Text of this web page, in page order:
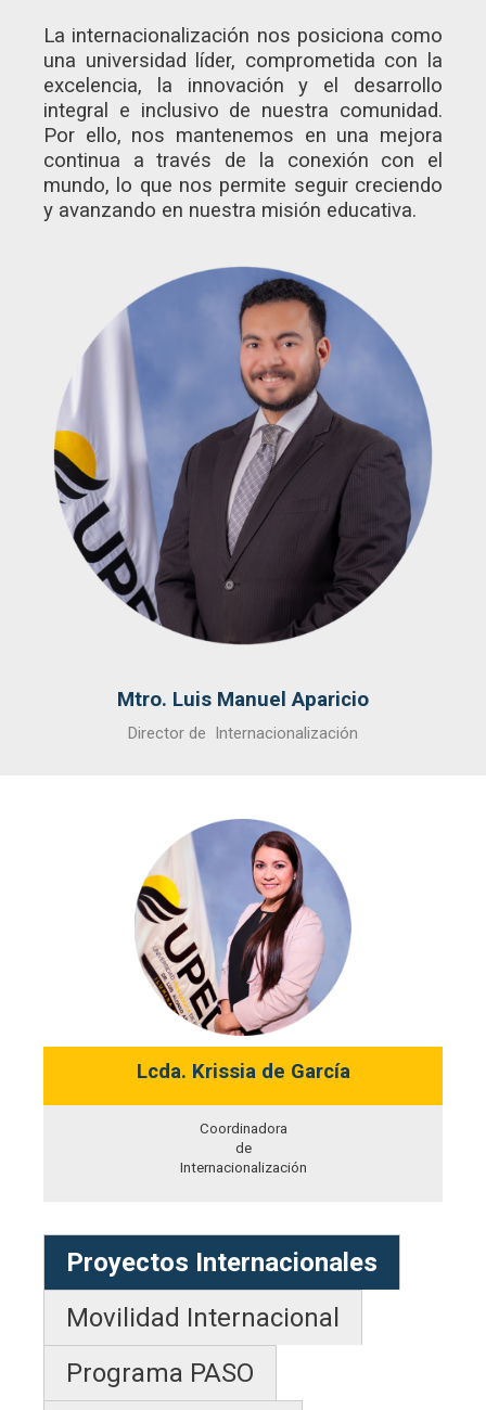
La internacionalización nos posiciona como
una universidad líder, comprometida con la
excelencia, la innovación y el desarrollo
integral e inclusivo de nuestra comunidad.
Por ello, nos mantenemos en una mejora
continua a través de la conexión con el
mundo, lo que nos permite seguir creciendo
y avanzando en nuestra misión educativa.
Mtro. Luis Manuel Aparicio
Director de Internacionalización
Lcda. Krissia de García
Coordinadora
de
Internacionalización
Proyectos Internacionales
Movilidad Internacional
Programa PASO